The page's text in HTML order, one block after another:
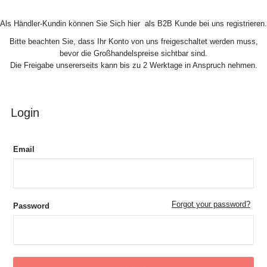
Als Händler-Kundin können Sie Sich hier als B2B Kunde bei uns registrieren.
Bitte beachten Sie, dass Ihr Konto von uns freigeschaltet werden muss,
bevor die Großhandelspreise sichtbar sind.
Die Freigabe unsererseits kann bis zu 2 Werktage in Anspruch nehmen.
Login
Email
Password Forgot your password?